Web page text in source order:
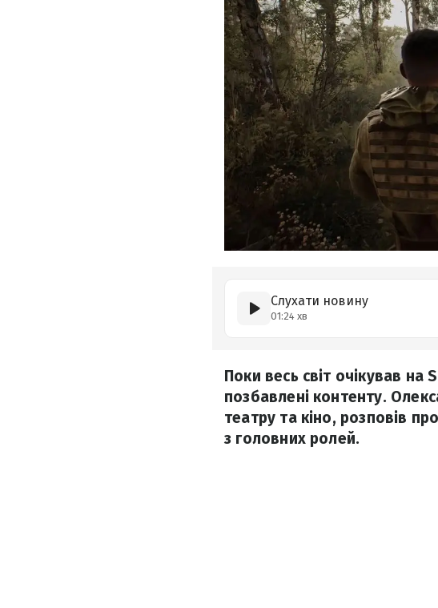
Слухати новину
01:24 хв
Поки весь світ очікував на
позбавлені контенту.
театру та кіно, розповів
з головних ролей.